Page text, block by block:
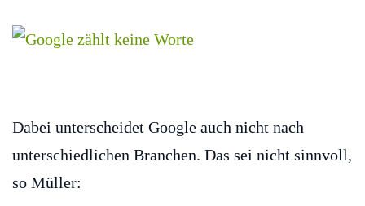
Dabei unterscheidet Google auch nicht nach
unterschiedlichen Branchen. Das sei nicht sinnvoll,
so Müller: